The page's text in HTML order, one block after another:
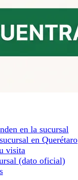
en la sucursal
en Querétaro
visita
(dato oficial)